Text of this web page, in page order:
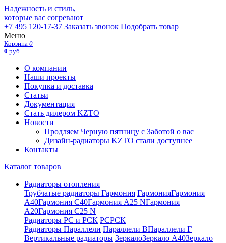
Надежность и стиль,
которые вас согревают
+7 495 120-17-37 Заказать звонок Подобрать товар
Меню
Корзина 0
0 руб.
О компании
Наши проекты
Покупка и доставка
Статьи
Документация
Стать дилером KZTO
Новости
Продляем Черную пятницу с Заботой о вас
Дизайн-радиаторы KZTO стали доступнее
Контакты
Каталог товаров
Радиаторы отопления
Трубчатые радиаторы Гармония ГармонияГармония
А40Гармония С40Гармония А25 NГармония
А20Гармония С25 N
Радиаторы РС и РСК РСРСК
Радиаторы Параллели Параллели ВПараллели Г
Вертикальные радиаторы ЗеркалоЗеркало А40Зеркало